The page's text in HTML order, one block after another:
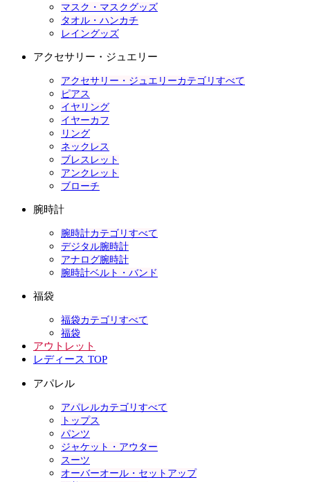
マスク・マスクグッズ
タオル・ハンカチ
レイングッズ
アクセサリー・ジュエリー
アクセサリー・ジュエリーカテゴリすべて
ピアス
イヤリング
イヤーカフ
リング
ネックレス
ブレスレット
アンクレット
ブローチ
腕時計
腕時計カテゴリすべて
デジタル腕時計
アナログ腕時計
腕時計ベルト・バンド
福袋
福袋カテゴリすべて
福袋
アウトレット
レディース TOP
アパレル
アパレルカテゴリすべて
トップス
パンツ
ジャケット・アウター
スーツ
オーバーオール・セットアップ